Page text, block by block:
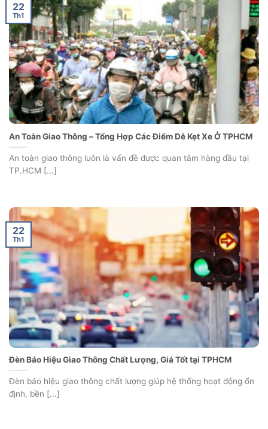
An Toàn Giao Thông – Tổng Hợp Các Điểm Dễ Kẹt Xe Ở TPHCM
An toàn giao thông luôn là vấn đề được quan tâm hàng đầu tại
TP.HCM [...]
22
Th1
Đèn Báo Hiệu Giao Thông Chất Lượng, Giá Tốt tại TPHCM
Đèn báo hiệu giao thông chất lượng giúp hệ thống hoạt động ổn
định, bền [...]
22
Th1